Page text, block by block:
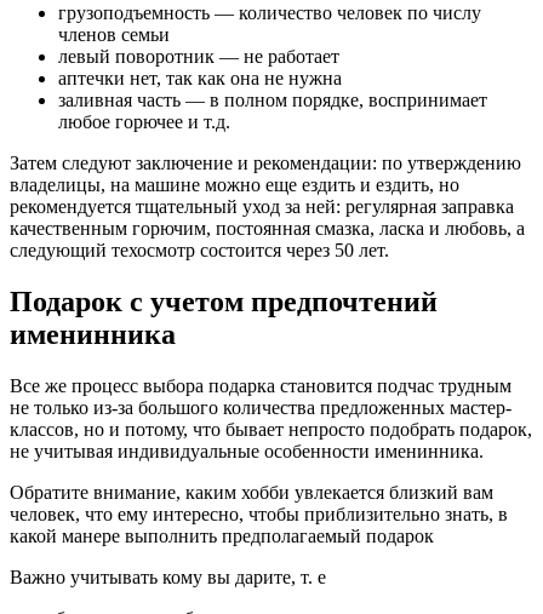
грузоподъемность — количество человек по числу
членов семьи
левый поворотник — не работает
аптечки нет, так как она не нужна
заливная часть — в полном порядке, воспринимает
любое горючее и т.д.
Затем следуют заключение и рекомендации: по утверждению
владелицы, на машине можно еще ездить и ездить, но
рекомендуется тщательный уход за ней: регулярная заправка
качественным горючим, постоянная смазка, ласка и любовь, а
следующий техосмотр состоится через 50 лет.
Подарок с учетом предпочтений
именинника
Все же процесс выбора подарка становится подчас трудным
не только из-за большого количества предложенных мастер-
классов, но и потому, что бывает непросто подобрать подарок,
не учитывая индивидуальные особенности именинника.
Обратите внимание, каким хобби увлекается близкий вам
человек, что ему интересно, чтобы приблизительно знать, в
какой манере выполнить предполагаемый подарок
Важно учитывать кому вы дарите, т. е